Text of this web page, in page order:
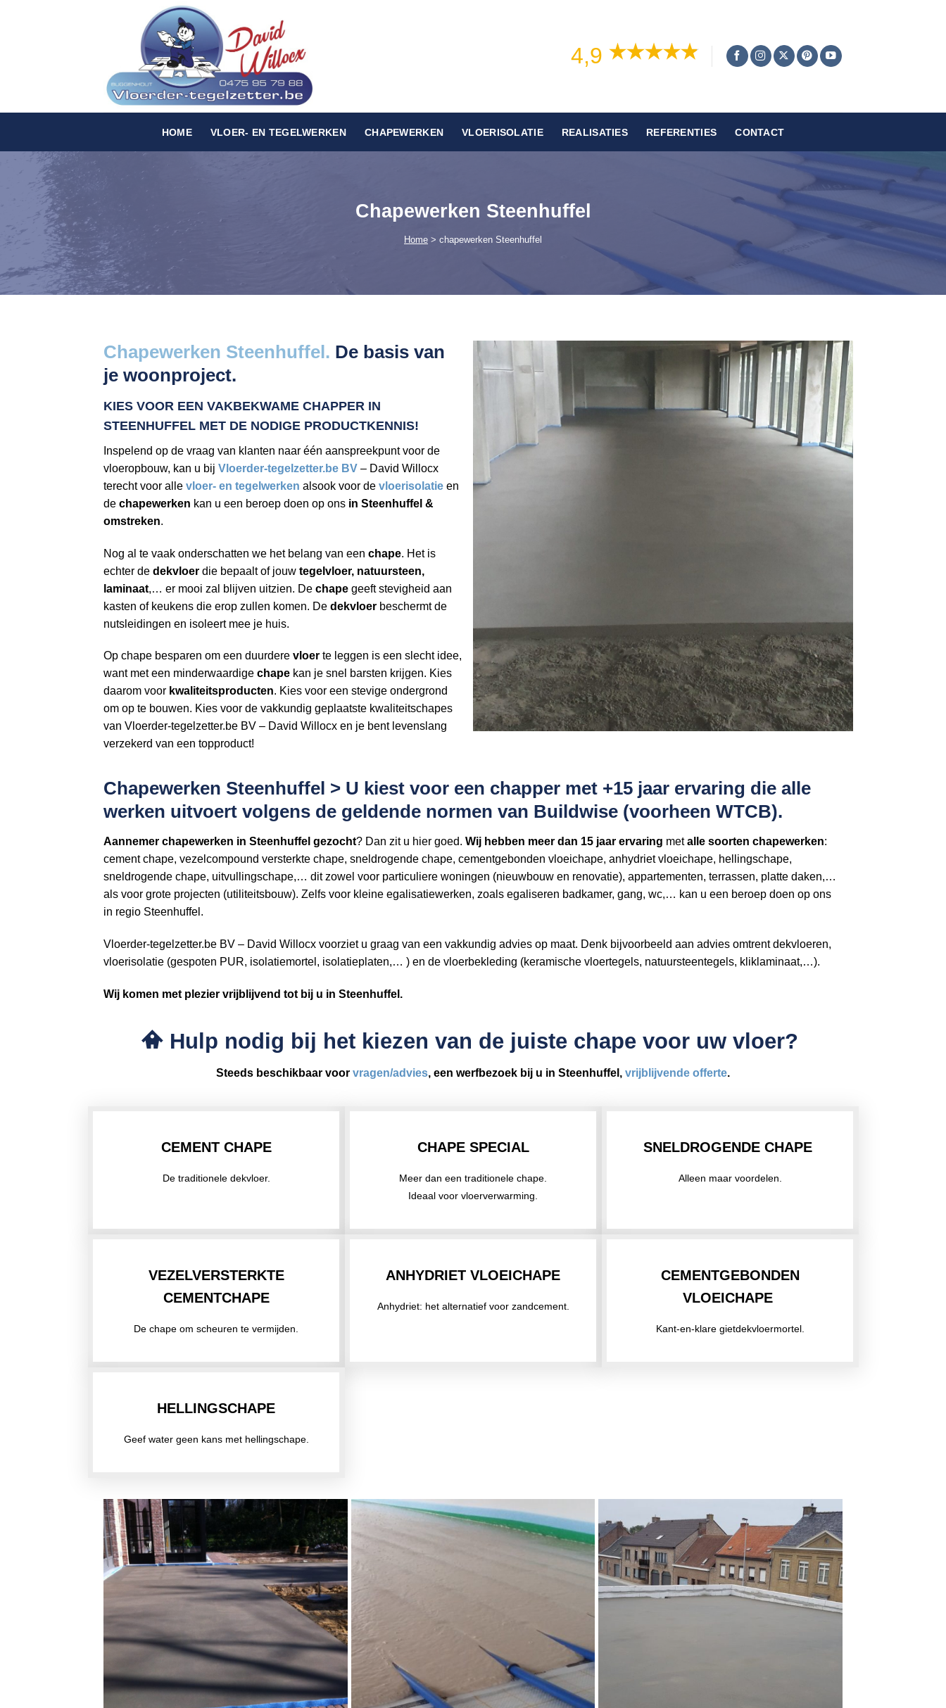
4,9
HOME VLOER- EN TEGELWERKEN CHAPEWERKEN VLOERISOLATIE REALISATIES REFERENTIES CONTACT
Chapewerken Steenhuffel
Home > chapewerken Steenhuffel
Chapewerken Steenhuffel. De basis van
je woonproject.
KIES VOOR EEN VAKBEKWAME CHAPPER IN
STEENHUFFEL MET DE NODIGE PRODUCTKENNIS!
Inspelend op de vraag van klanten naar één aanspreekpunt voor de
vloeropbouw, kan u bij Vloerder-tegelzetter.be BV – David Willocx
terecht voor alle vloer- en tegelwerken alsook voor de vloerisolatie en
de chapewerken kan u een beroep doen op ons in Steenhuffel &
omstreken.
Nog al te vaak onderschatten we het belang van een chape. Het is
echter de dekvloer die bepaalt of jouw tegelvloer, natuursteen,
laminaat,… er mooi zal blijven uitzien. De chape geeft stevigheid aan
kasten of keukens die erop zullen komen. De dekvloer beschermt de
nutsleidingen en isoleert mee je huis.
Op chape besparen om een duurdere vloer te leggen is een slecht idee,
want met een minderwaardige chape kan je snel barsten krijgen. Kies
daarom voor kwaliteitsproducten. Kies voor een stevige ondergrond
om op te bouwen. Kies voor de vakkundig geplaatste kwaliteitschapes
van Vloerder-tegelzetter.be BV – David Willocx en je bent levenslang
verzekerd van een topproduct!
Chapewerken Steenhuffel > U kiest voor een chapper met +15 jaar ervaring die alle
werken uitvoert volgens de geldende normen van Buildwise (voorheen WTCB).
Aannemer chapewerken in Steenhuffel gezocht? Dan zit u hier goed. Wij hebben meer dan 15 jaar ervaring metalle soorten chapewerken:
cement chape, vezelcompound versterkte chape, sneldrogende chape, cementgebonden vloeichape, anhydriet vloeichape, hellingschape,
sneldrogende chape, uitvullingschape,… dit zowel voor particuliere woningen (nieuwbouw en renovatie), appartementen, terrassen, platte daken,…
als voor grote projecten (utiliteitsbouw). Zelfs voor kleine egalisatiewerken, zoals egaliseren badkamer, gang, wc,… kan u een beroep doen op ons
in regio Steenhuffel.
Vloerder-tegelzetter.be BV – David Willocx voorziet u graag van een vakkundig advies op maat. Denk bijvoorbeeld aan advies omtrent dekvloeren,
vloerisolatie (gespoten PUR, isolatiemortel, isolatieplaten,… ) en de vloerbekleding (keramische vloertegels, natuursteentegels, kliklaminaat,…).
Wij komen met plezier vrijblijvend tot bij u in Steenhuffel.
Hulp nodig bij het kiezen van de juiste chape voor uw vloer?
Steeds beschikbaar voor vragen/advies, een werfbezoek bij u in Steenhuffel, vrijblijvende offerte.
CEMENT CHAPE
De traditionele dekvloer.
CHAPE SPECIAL
Meer dan een traditionele chape.
Ideaal voor vloerverwarming.
SNELDROGENDE CHAPE
Alleen maar voordelen.
VEZELVERSTERKTE
CEMENTCHAPE
De chape om scheuren te vermijden.
ANHYDRIET VLOEICHAPE
Anhydriet: het alternatief voor zandcement.
CEMENTGEBONDEN
VLOEICHAPE
Kant-en-klare gietdekvloermortel.
HELLINGSCHAPE
Geef water geen kans met hellingschape.